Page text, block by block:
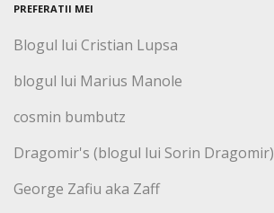
PREFERATII MEI
Blogul lui Cristian Lupsa
blogul lui Marius Manole
cosmin bumbutz
Dragomir's (blogul lui Sorin Dragomir)
George Zafiu aka Zaff